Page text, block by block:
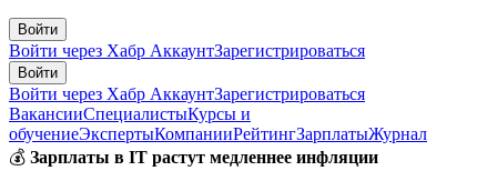
Войти
Войти через Хабр АккаунтЗарегистрироваться
Войти
Войти через Хабр АккаунтЗарегистрироваться
ВакансииСпециалистыКурсы и
обучениеЭкспертыКомпанииРейтингЗарплатыЖурнал
💰 Зарплаты в IT растут медленнее инфляции